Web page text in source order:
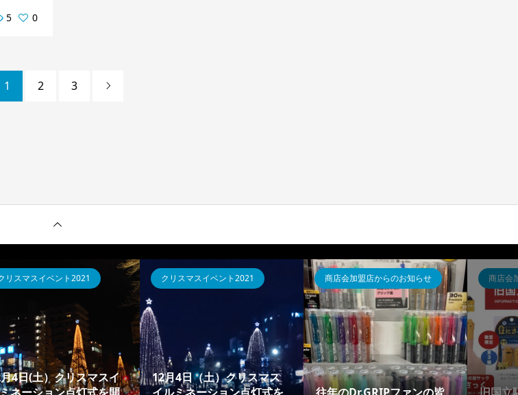
5
0
1 2 3 
リスマスイベント2021
4日(土）クリスマスイ
クリスマスイベント2021
12月4日（土）クリスマス
商店会加盟店からのお知らせ 商店会